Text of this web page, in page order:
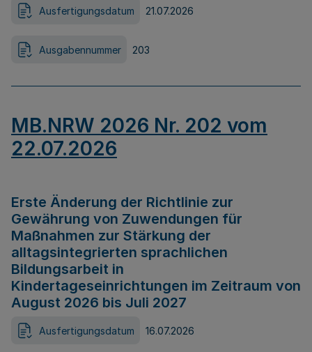
Ausfertigungsdatum 21.07.2026
Ausgabennummer 203
MB.NRW 2026 Nr. 202 vom
22.07.2026
Erste Änderung der Richtlinie zur
Gewährung von Zuwendungen für
Maßnahmen zur Stärkung der
alltagsintegrierten sprachlichen
Bildungsarbeit in
Kindertageseinrichtungen im Zeitraum von
August 2026 bis Juli 2027
Ausfertigungsdatum 16.07.2026